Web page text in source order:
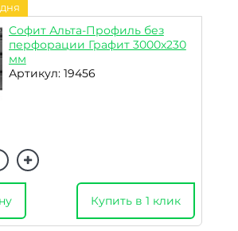
Софит Альта-Профиль без
перфорации Графит 3000х230
мм
Артикул: 19456
Купить в 1 клик